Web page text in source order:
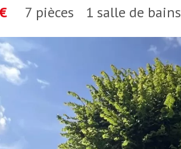
7 pièces 1 salle de bains